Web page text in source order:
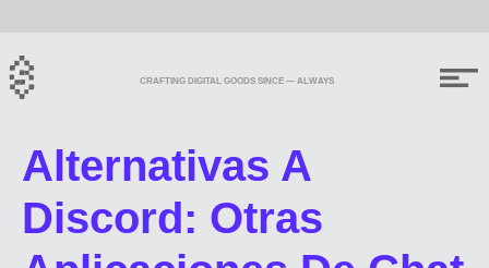
CRAFTING DIGITAL GOODS SINCE — ALWAYS
Alternativas A
Discord: Otras